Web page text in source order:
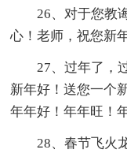
26、对于您教
心！老师，祝您新
27、过年了，
新年好！送您一个
年年好！年年旺！
28、春节飞火